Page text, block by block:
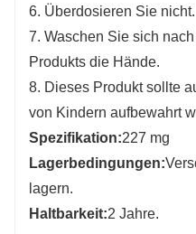
6. Überdosieren Sie nicht.
7. Waschen Sie sich
Produkts die Hände.
8. Dieses Produkt sollte
von Kindern aufbewahrt
Spezifikation:227 mg
Lagerbedingungen:
lagern.
Haltbarkeit:2 Jahre.